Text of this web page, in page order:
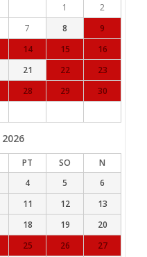
1
2
7 8
9
14 15
16
21 22
23
28 29
30
2026
PT SO
N
4 5
6
11 12
13
18 19
20
25 26
27